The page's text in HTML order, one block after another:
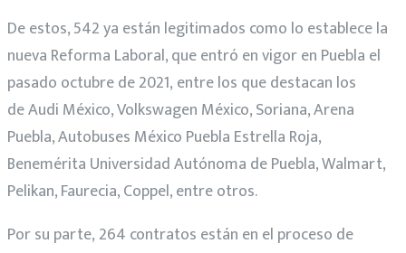
De estos, 542 ya están legitimados como lo establece la
nueva Reforma Laboral, que entró en vigor en Puebla el
pasado octubre de 2021, entre los que destacan los
de Audi México, Volkswagen México, Soriana, Arena
Puebla, Autobuses México Puebla Estrella Roja,
Benemérita Universidad Autónoma de Puebla, Walmart,
Pelikan, Faurecia, Coppel, entre otros.
Por su parte, 264 contratos están en el proceso de